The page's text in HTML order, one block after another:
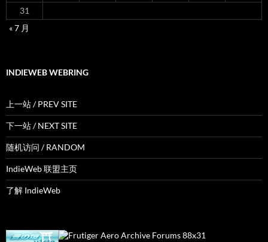
31
« 7 月
INDIEWEB WEBRING
上一站 / PREV SITE
下一站 / NEXT SITE
随机访问 / RANDOM
IndieWeb 联盟主页
了解 IndieWeb